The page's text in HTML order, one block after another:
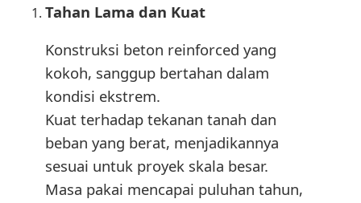
Tahan Lama dan Kuat
Konstruksi beton reinforced yang
kokoh, sanggup bertahan dalam
kondisi ekstrem.
Kuat terhadap tekanan tanah dan
beban yang berat, menjadikannya
sesuai untuk proyek skala besar.
Masa pakai mencapai puluhan tahun,